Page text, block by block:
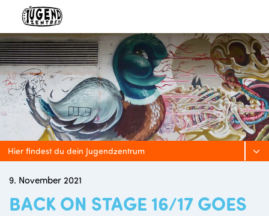
Hier findest du dein Jugendzentrum
9. November 2021
BACK ON STAGE 16/17 GOES